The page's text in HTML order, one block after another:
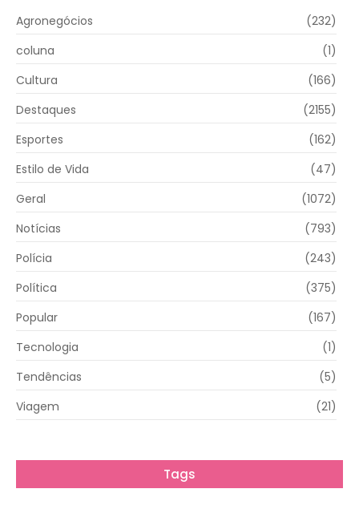
Agronegócios
(232)
coluna
(1)
Cultura
(166)
Destaques
(2155)
Esportes
(162)
Estilo de Vida
(47)
Geral
(1072)
Notícias
(793)
Polícia
(243)
Política
(375)
Popular
(167)
Tecnologia
(1)
Tendências
(5)
Viagem
(21)
Tags